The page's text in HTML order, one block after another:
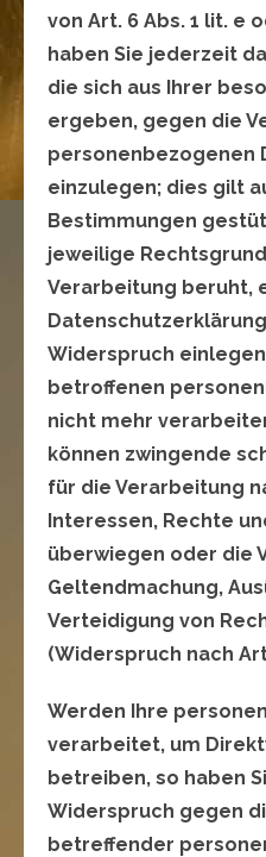
von Art. 6 Abs. 1 lit. e
haben Sie jederzeit
die sich aus Ihrer
ergeben, gegen die
personenbezogenen
einzulegen; dies gilt
Bestimmungen
jeweilige
Verarbeitung beruht,
Widerspruch
betroffenen
nicht mehr
können zwingende
für die Verarbeitung
Interessen, Rechte
überwiegen oder die
Geltendmachung,
Verteidigung von
(Widerspruch nach
Werden Ihre
verarbeitet, um
betreiben, so haben
Widerspruch gegen
betreffender